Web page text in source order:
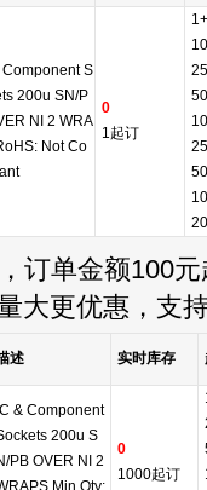
Component S
200u SN/P
NI 2 WRA
Not Co
0
1起订
1+
订单金额100元
大更优惠，支
述 实时库存
IC & Component
200u S
PB OVER NI 2
Min Qty:
0
1000起订